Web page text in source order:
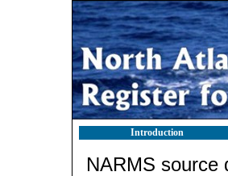
Introduction
NARMS source